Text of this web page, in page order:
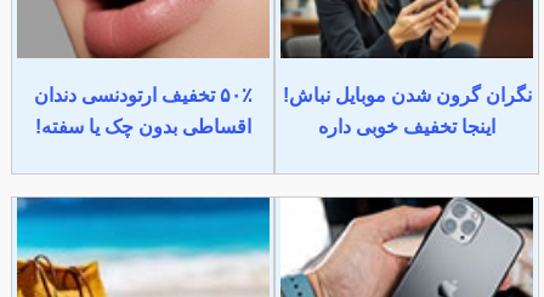
نگران گرون شدن موبایل نباش!
اینجا تخفیف خوبی داره
۵۰٪ تخفیف ارتودنسی دندان
اقساطی بدون چک یا سفته!